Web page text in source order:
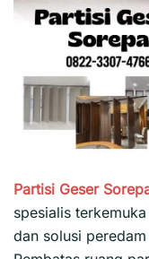
Partisi Geser
spesialis
dan solusi